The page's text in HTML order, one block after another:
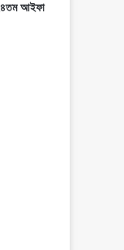
আইফা